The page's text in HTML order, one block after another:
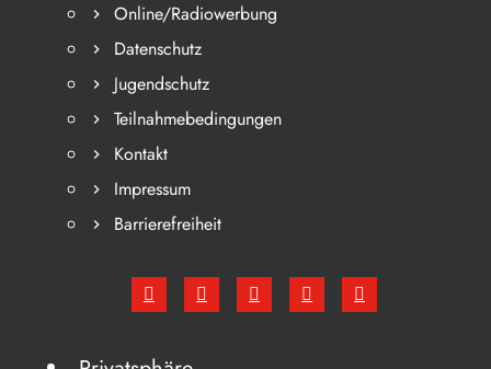
Online/Radiowerbung
Datenschutz
Jugendschutz
Teilnahmebedingungen
Kontakt
Impressum
Barrierefreiheit